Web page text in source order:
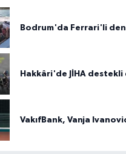
Bodrum'da Ferrari'li
Hakkâri'de JİHA
VakıfBank, Vanja